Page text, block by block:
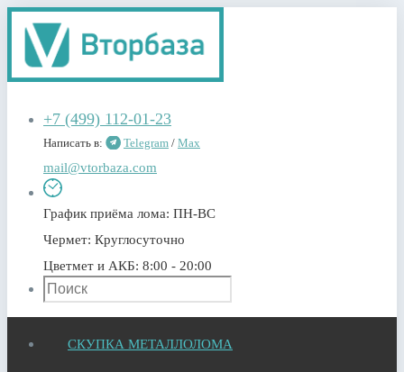
+7 (499) 112-01-23
Написать в: Telegram / Max
mail@vtorbaza.com
График приёма лома: ПН-ВС
Чермет: Круглосуточно
Цветмет и АКБ: 8:00 - 20:00
СКУПКА МЕТАЛЛОЛОМА